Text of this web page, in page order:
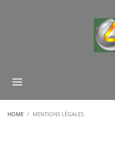
HOME MENTIONS LÉGALES